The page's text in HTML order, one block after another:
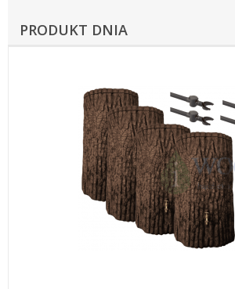
PRODUKT DNIA